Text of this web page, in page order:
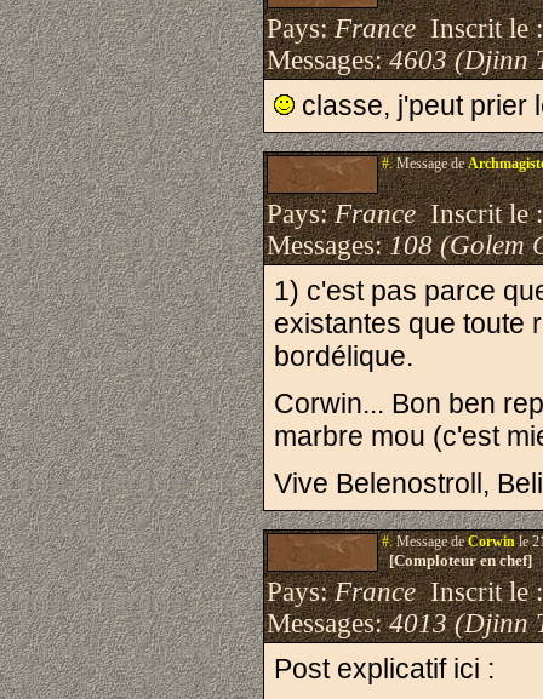
Pays:FranceInscrit le
Messages:4603 (Djinn
classe, j'peut prier
#.Message de
Pays:FranceInscrit le
Messages:108 (Golem
1) c'est pas parce
existantes que toute
bordélique.
Corwin... Bon ben
marbre mou (c'est
Vive Belenostroll,
#.Message deCorwinle
[Comploteur en chef]
Pays:FranceInscrit le
Messages:4013 (Djinn
Post explicatif ici :